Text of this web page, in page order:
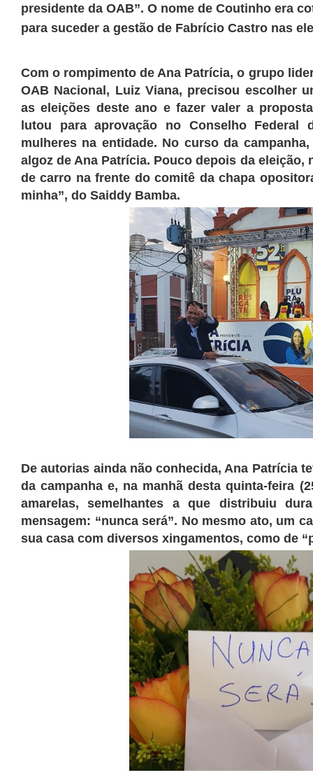
presidente da OAB”. O nome de Coutinho era
para suceder a gestão de Fabrício Castro nas
Com o rompimento de Ana Patrícia, o grupo
OAB Nacional, Luiz Viana, precisou escolher
as eleições deste ano e fazer valer a
lutou para aprovação no Conselho Federal
mulheres na entidade. No curso da
algoz de Ana Patrícia. Pouco depois da eleição,
de carro na frente do comitê da chapa
minha”, do Saiddy Bamba.
De autorias ainda não conhecida, Ana Patrícia
da campanha e, na manhã desta quinta-feira
amarelas, semelhantes a que distribuiu
mensagem: “nunca será”. No mesmo ato, um
sua casa com diversos xingamentos, como de